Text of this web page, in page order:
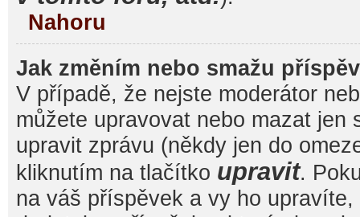
Nahoru
Jak změním nebo smažu
V případě, že nejste moderátor
můžete upravovat nebo mazat jen
upravit zprávu (někdy jen do
kliknutím na tlačítko upravit.
na váš příspěvek a vy ho